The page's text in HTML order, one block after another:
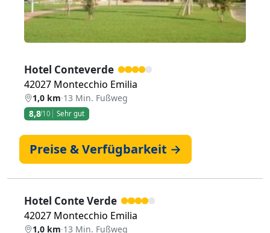
Hotel Conteverde
42027 Montecchio Emilia
1,0 km·13 Min. Fußweg
8,8/10 Sehr gut
Preise & Verfügbarkeit →
Hotel Conte Verde
42027 Montecchio Emilia
1,0 km·13 Min. Fußweg